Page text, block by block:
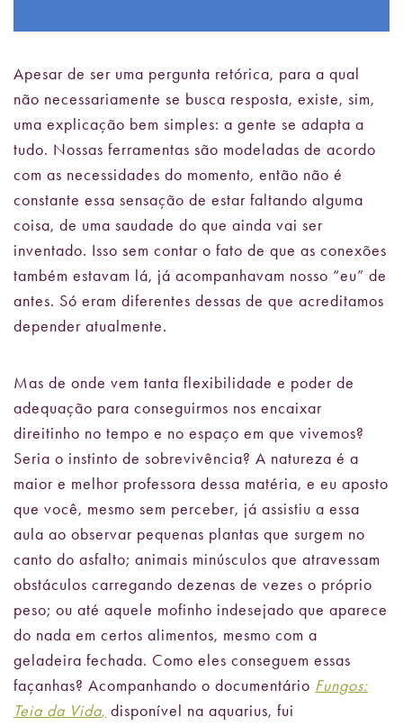
Apesar de ser uma pergunta retórica, para a qual
não necessariamente se busca resposta, existe, sim,
uma explicação bem simples: a gente se adapta a
tudo. Nossas ferramentas são modeladas de acordo
com as necessidades do momento, então não é
constante essa sensação de estar faltando alguma
coisa, de uma saudade do que ainda vai ser
inventado. Isso sem contar o fato de que as conexões
também estavam lá, já acompanhavam nosso “eu” de
antes. Só eram diferentes dessas de que acreditamos
depender atualmente.
Mas de onde vem tanta flexibilidade e poder de
adequação para conseguirmos nos encaixar
direitinho no tempo e no espaço em que vivemos?
Seria o instinto de sobrevivência? A natureza é a
maior e melhor professora dessa matéria, e eu aposto
que você, mesmo sem perceber, já assistiu a essa
aula ao observar pequenas plantas que surgem no
canto do asfalto; animais minúsculos que atravessam
obstáculos carregando dezenas de vezes o próprio
peso; ou até aquele mofinho indesejado que aparece
do nada em certos alimentos, mesmo com a
geladeira fechada. Como eles conseguem essas
façanhas? Acompanhando o documentário Fungos:
Teia da Vida, disponível na aquarius, fui